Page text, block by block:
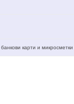
карти и микросметки